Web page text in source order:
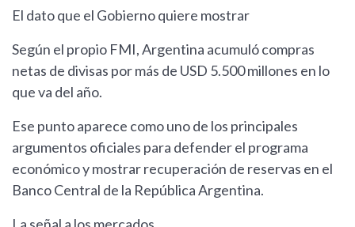
El dato que el Gobierno quiere mostrar
Según el propio FMI, Argentina acumuló compras
netas de divisas por más de USD 5.500 millones en lo
que va del año.
Ese punto aparece como uno de los principales
argumentos oficiales para defender el programa
económico y mostrar recuperación de reservas en el
Banco Central de la República Argentina.